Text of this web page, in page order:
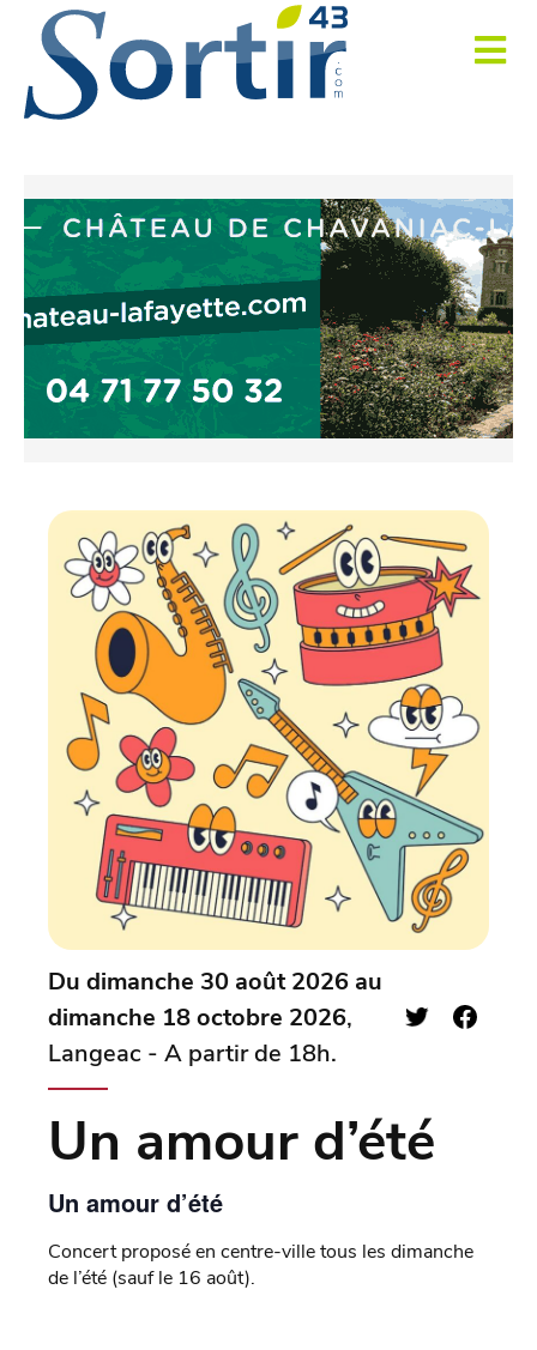
Du dimanche 30 août 2026 au
dimanche 18 octobre 2026,
Langeac - A partir de 18h.
Un amour d’été
Un amour d’été
Concert proposé en centre-ville tous les dimanche
de l’été (sauf le 16 août).